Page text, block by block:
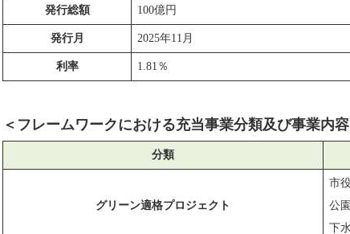
発行総額 100億円
発行月 2025年11月
利率 1.81％
＜フレームワークにおける充当事業分類及び事業内容
分類
グリーン適格プロジェクト
市
公
下